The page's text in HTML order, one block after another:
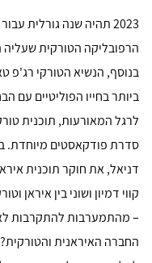
2023 תהיה שנה גורלית
בנוסף, הנשיא הטורקי רג'פ
ביותר בחייו הפוליטיים עם
לרגל המאורעות, תוכנית
סדרת פודקאסטים מיוחדת.
דניאל, את חוקר תוכנית
קווי דמיון ושוני בין איראן
– מהתמערבות להתקרבות
החברה האיראנית